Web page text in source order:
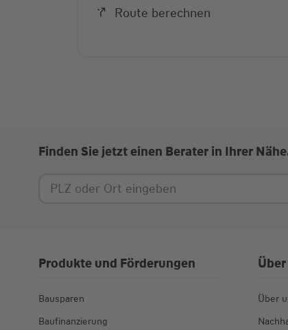
Route berechnen
Finden Sie jetzt einen Berater in Ihrer
Produkte und Förderungen
Bausparen
Baufinanzierung
Über